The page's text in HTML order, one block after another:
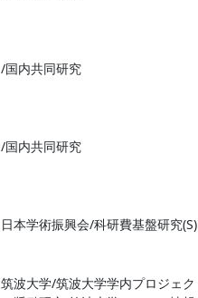
/国内共同研究
/国内共同研究
日本学術振興会/科研費基盤研究(S)
筑波大学/筑波大学学内プロジェク